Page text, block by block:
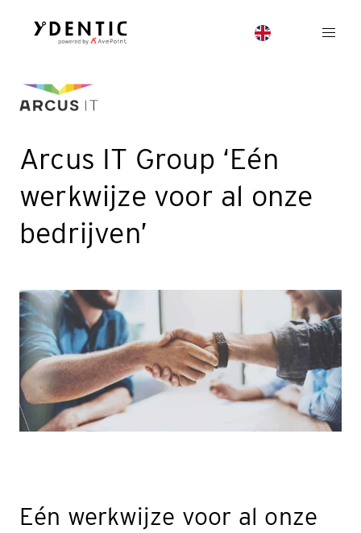
Arcus IT Group ‘Eén
werkwijze voor al onze
bedrijven’
Eén werkwijze voor al onze